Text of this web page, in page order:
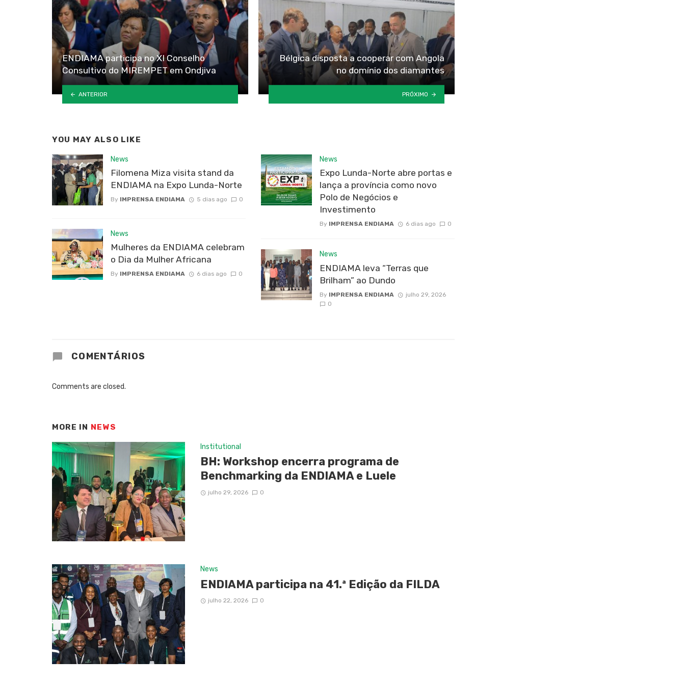
ENDIAMA participa no XI Conselho
Consultivo do MIREMPET em Ondjiva
ANTERIOR
Bélgica disposta a cooperar com Angola
no domínio dos diamantes
PRÓXIMO
YOU MAY ALSO LIKE
News
Filomena Miza visita stand da
ENDIAMA na Expo Lunda-Norte
By IMPRENSA ENDIAMA 5 dias ago 0
News
Mulheres da ENDIAMA celebram
o Dia da Mulher Africana
By IMPRENSA ENDIAMA 6 dias ago 0
News
Expo Lunda-Norte abre portas e
lança a província como novo
Polo de Negócios e
Investimento
By IMPRENSA ENDIAMA 6 dias ago 0
News
ENDIAMA leva “Terras que
Brilham” ao Dundo
By IMPRENSA ENDIAMA
julho 29, 2026
0
COMENTÁRIOS
Comments are closed.
MORE IN NEWS
Institutional
BH: Workshop encerra programa de
Benchmarking da ENDIAMA e Luele
julho 29, 2026 0
News
ENDIAMA participa na 41.ª Edição da FILDA
julho 22, 2026 0